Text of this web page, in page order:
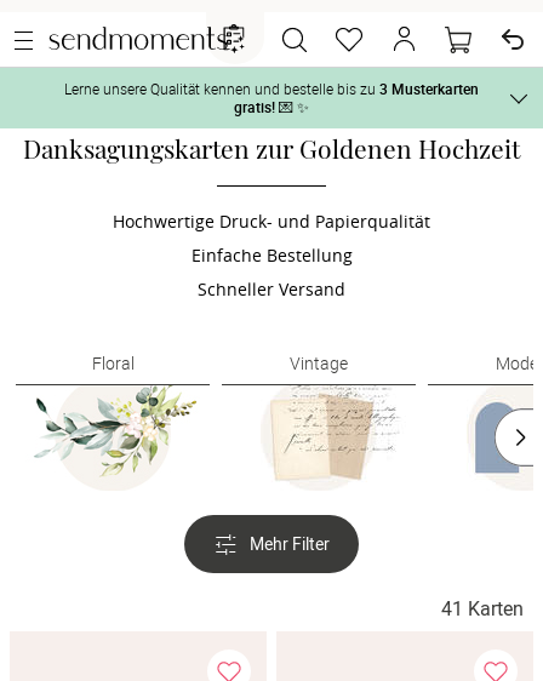
Lerne unsere Qualität kennen und bestelle bis zu 3 Musterkarten
gratis!💌 ✨
1. Wähle bis zu 3 Kartendesigns aus und gestalte sie nach Deinen
2. Aktiviere „kostenlose Musterkarte“ auf der jeweiligen
Produktseite und lasse Dir die Karten kostenlos per Post zusenden.
Danksagungskarten zur Goldenen Hochzeit
Hochwertige Druck- und Papierqualität
Einfache Bestellung
Schneller Versand
Floral Vintage
Mehr Filter
41 Karten